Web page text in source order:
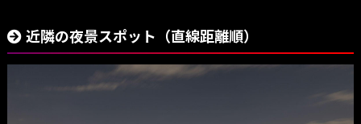
近隣の夜景スポット（直線距離順）